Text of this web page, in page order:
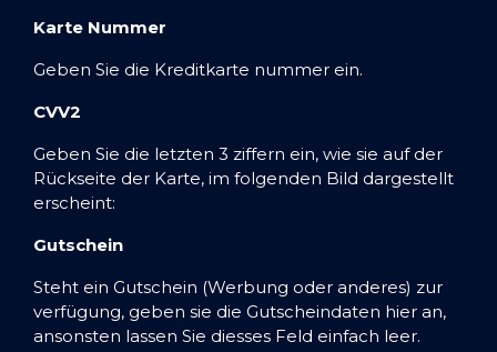
Karte Nummer
Geben Sie die Kreditkarte nummer ein.
CVV2
Geben Sie die letzten 3 ziffern ein, wie sie auf der
Rückseite der Karte, im folgenden Bild dargestellt
erscheint:
Gutschein
Steht ein Gutschein (Werbung oder anderes) zur
verfügung, geben sie die Gutscheindaten hier an,
ansonsten lassen Sie diesses Feld einfach leer.